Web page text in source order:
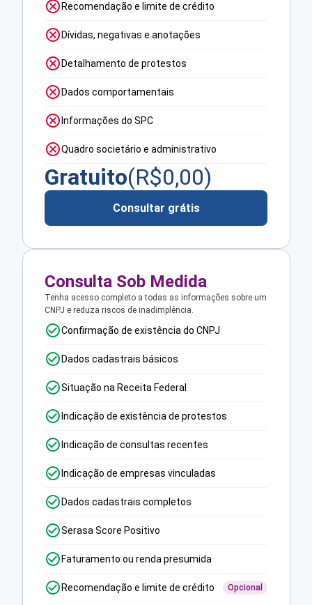
Recomendação e limite de crédito
Dívidas, negativas e anotações
Detalhamento de protestos
Dados comportamentais
Informações do SPC
Quadro societário e administrativo
Gratuito(R$0,00)
Consultar grátis
Consulta Sob Medida
Tenha acesso completo a todas as informações sobre um
CNPJ e reduza riscos de inadimplência.
Confirmação de existência do CNPJ
Dados cadastrais básicos
Situação na Receita Federal
Indicação de existência de protestos
Indicação de consultas recentes
Indicação de empresas vinculadas
Dados cadastrais completos
Serasa Score Positivo
Faturamento ou renda presumida
Recomendação e limite de crédito Opcional